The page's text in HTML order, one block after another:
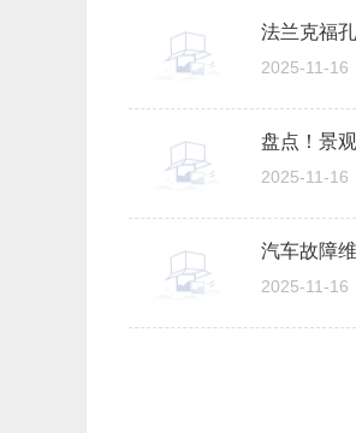
2025-11-16
2025-11-16
2025-11-16